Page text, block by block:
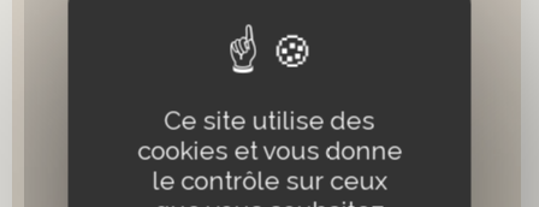
Ce site utilise des
cookies et vous donne
le contrôle sur ceux